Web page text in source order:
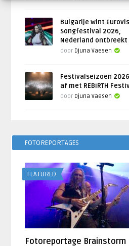
Bulgarije wint
Songfestival 2026,
Nederland ontbreekt
door Djuna Vaesen
Festivalseizoen
af met REBiRTH
door Djuna Vaesen
FOTOREPORTAGES
FEATURED
Fotoreportage Brainstorm